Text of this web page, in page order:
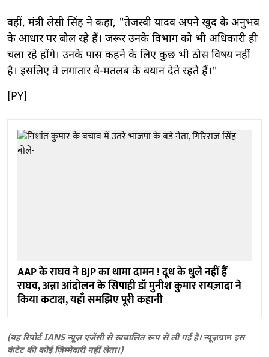
वहीं, मंत्री लेसी सिंह ने कहा, "तेजस्वी यादव अपने खुद के अनुभव
के आधार पर बोल रहे हैं। जरूर उनके विभाग को भी अधिकारी ही
चला रहे होंगे। उनके पास कहने के लिए कुछ भी ठोस विषय नहीं
है। इसलिए वे लगातार बे-मतलब के बयान देते रहते हैं।"
[PY]
AAP के राघव ने BJP का थामा दामन ! दूध के धुले नहीं हैं
राघव, अन्ना आंदोलन के सिपाही डॉ मुनीश कुमार रायज़ादा ने
किया कटाक्ष, यहाँ समझिए पूरी कहानी
(यह रिपोर्ट IANS न्यूज़ एजेंसी से स्वचालित रूप से ली गई है।न्यूज़ग्राम इस
कंटेंट की कोई ज़िम्मेदारी नहीं लेता।)